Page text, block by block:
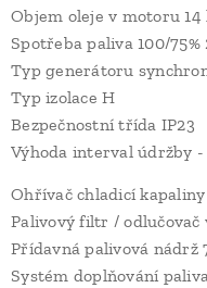
Objem oleje v motoru 14
Spotřeba paliva 100/75%
Typ generátoru
Typ izolace H
Bezpečnostní třída IP23
Výhoda interval údržby
Ohřívač chladicí kapaliny
Palivový filtr / odlučovač
Přídavná palivová nádrž
Systém doplňování